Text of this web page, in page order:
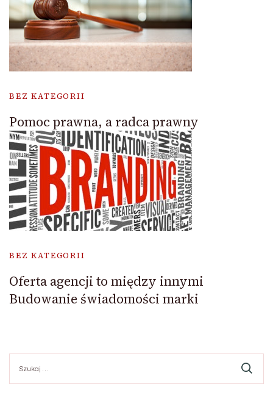
BEZ KATEGORII
Pomoc prawna, a radca prawny
BEZ KATEGORII
Oferta agencji to między innymi
Budowanie świadomości marki